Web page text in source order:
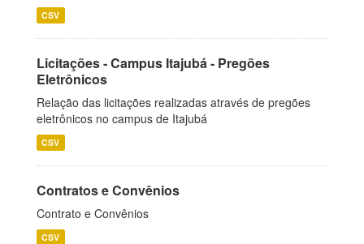
CSV
Licitações - Campus Itajubá - Pregões
Eletrônicos
Relação das licitações realizadas através de pregões
eletrônicos no campus de Itajubá
CSV
Contratos e Convênios
Contrato e Convênios
CSV